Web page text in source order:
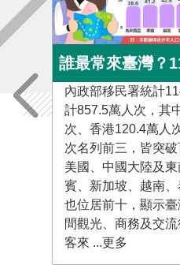
內政部移民署統計
計857.5萬人次，其
次、香港120.4萬人
次名列前三，皆突破
美國、中國大陸及
賓、新加坡、越南、
也位居前十，顯示
間觀光、商務及交
客來 ...更多